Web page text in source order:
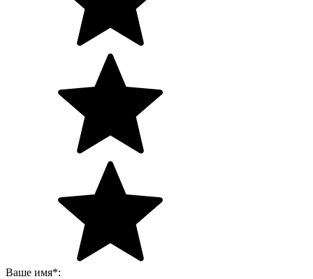
Ваше имя*: